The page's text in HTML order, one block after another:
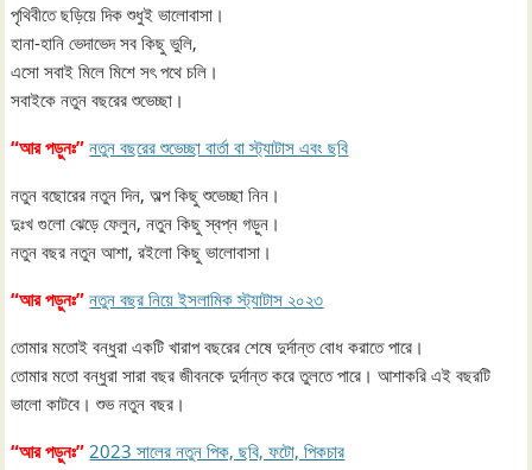
পৃথিবীতে ছড়িয়ে দিক শুধুই ভালোবাসা।
হানা-হানি ভেদাভেদ সব কিছু ভুলি,
এসো সবাই মিলে মিশে সৎ পথে চলি।
সবাইকে নতুন বছরের শুভেচ্ছা।
“আর পড়ুনঃ” নতুন বছরের শুভেচ্ছা বার্তা বা স্ট্যাটাস এবং ছবি
নতুন বছোরের নতুন দিন, অল্প কিছু শুভেচ্ছা নিন।
দুঃখ গুলো ঝেড়ে ফেলুন, নতুন কিছু স্বপ্ন গড়ুন।
নতুন বছর নতুন আশা, রইলো কিছু ভালোবাসা।
“আর পড়ুনঃ” নতুন বছর নিয়ে ইসলামিক স্ট্যাটাস ২০২৩
তোমার মতোই বন্ধুরা একটি খারাপ বছরের শেষে দুর্দান্ত বোধ করাতে পারে।
তোমার মতো বন্ধুরা সারা বছর জীবনকে দুর্দান্ত করে তুলতে পারে। আশাকরি এই বছরটি
ভালো কাটবে। শুভ নতুন বছর।
“আর পড়ুনঃ” 2023 সালের নতুন পিক, ছবি, ফটো, পিকচার